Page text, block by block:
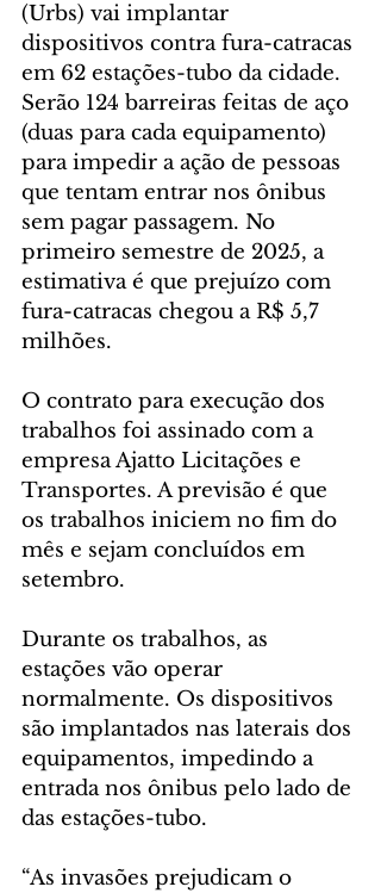
(Urbs) vai implantar
dispositivos contra fura-catracas
em 62 estações-tubo da cidade.
Serão 124 barreiras feitas de aço
(duas para cada equipamento)
para impedir a ação de pessoas
que tentam entrar nos ônibus
sem pagar passagem. No
primeiro semestre de 2025, a
estimativa é que prejuízo com
fura-catracas chegou a R$ 5,7
milhões.
O contrato para execução dos
trabalhos foi assinado com a
empresa Ajatto Licitações e
Transportes. A previsão é que
os trabalhos iniciem no fim do
mês e sejam concluídos em
setembro.
Durante os trabalhos, as
estações vão operar
normalmente. Os dispositivos
são implantados nas laterais dos
equipamentos, impedindo a
entrada nos ônibus pelo lado de
das estações-tubo.
“As invasões prejudicam o